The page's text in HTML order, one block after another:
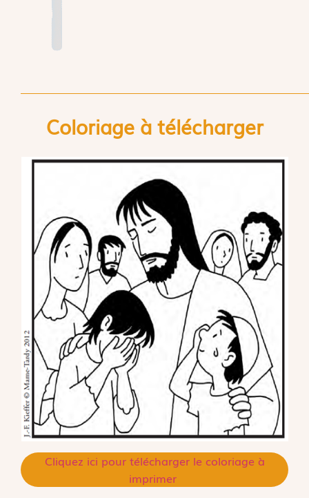
Coloriage à télécharger
Cliquez ici pour télécharger le coloriage à
imprimer